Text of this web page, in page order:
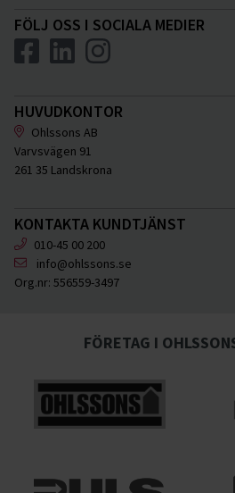
FÖLJ OSS I SOCIALA MEDIER
HUVUDKONTOR
Ohlssons AB
Varvsvägen 91
261 35 Landskrona
KONTAKTA KUNDTJÄNST
010-45 00 200
info@ohlssons.se
Org.nr: 556559-3497
FÖRETAG I